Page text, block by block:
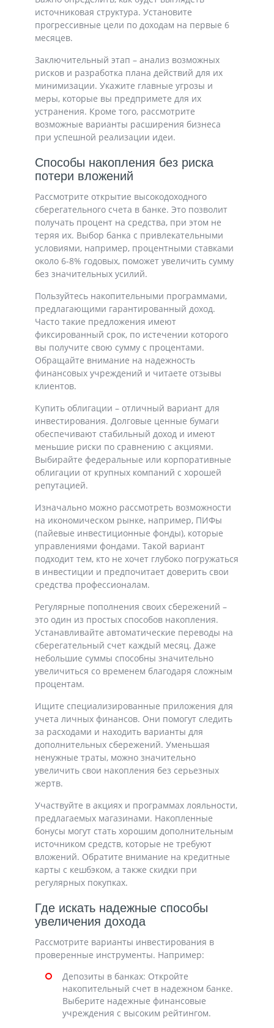
источниковая структура. Установите
прогрессивные цели по доходам на первые 6
месяцев.
Заключительный этап – анализ возможных
рисков и разработка плана действий для их
минимизации. Укажите главные угрозы и
меры, которые вы предпримете для их
устранения. Кроме того, рассмотрите
возможные варианты расширения бизнеса
при успешной реализации идеи.
Способы накопления без риска
потери вложений
Рассмотрите открытие высокодоходного
сберегательного счета в банке. Это позволит
получать процент на средства, при этом не
теряя их. Выбор банка с привлекательными
условиями, например, процентными ставками
около 6-8% годовых, поможет увеличить сумму
без значительных усилий.
Пользуйтесь накопительными программами,
предлагающими гарантированный доход.
Часто такие предложения имеют
фиксированный срок, по истечении которого
вы получите свою сумму с процентами.
Обращайте внимание на надежность
финансовых учреждений и читаете отзывы
клиентов.
Купить облигации – отличный вариант для
инвестирования. Долговые ценные бумаги
обеспечивают стабильный доход и имеют
меньшие риски по сравнению с акциями.
Выбирайте федеральные или корпоративные
облигации от крупных компаний с хорошей
репутацией.
Изначально можно рассмотреть возможности
на икономическом рынке, например, ПИФы
(пайевые инвестиционные фонды), которые
управлениями фондами. Такой вариант
подходит тем, кто не хочет глубоко погружаться
в инвестиции и предпочитает доверить свои
средства профессионалам.
Регулярные пополнения своих сбережений –
это один из простых способов накопления.
Устанавливайте автоматические переводы на
сберегательный счет каждый месяц. Даже
небольшие суммы способны значительно
увеличиться со временем благодаря сложным
процентам.
Ищите специализированные приложения для
учета личных финансов. Они помогут следить
за расходами и находить варианты для
дополнительных сбережений. Уменьшая
ненужные траты, можно значительно
увеличить свои накопления без серьезных
жертв.
Участвуйте в акциях и программах лояльности,
предлагаемых магазинами. Накопленные
бонусы могут стать хорошим дополнительным
источником средств, которые не требуют
вложений. Обратите внимание на кредитные
карты с кешбэком, а также скидки при
регулярных покупках.
Где искать надежные способы
увеличения дохода
Рассмотрите варианты инвестирования в
проверенные инструменты. Например:
Депозиты в банках: Откройте
накопительный счет в надежном банке.
Выберите надежные финансовые
учреждения с высоким рейтингом.